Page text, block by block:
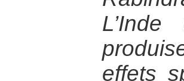
effets